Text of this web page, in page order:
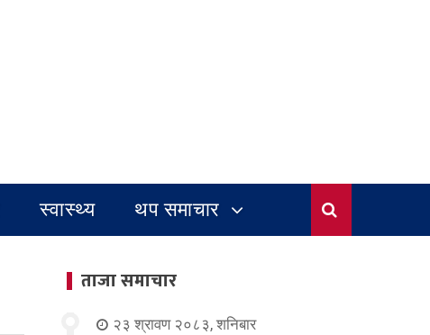
स्वास्थ्य थप समाचार
ताजा समाचार
२३ श्रावण २०८३, शनिबार